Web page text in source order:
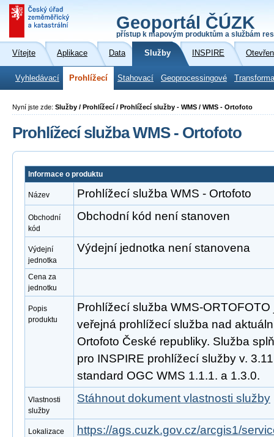
Geoportál ČÚZK
přístup k mapovým produktům a službám
Vítejte Aplikace Data Služby INSPIRE
Vyhledávací Prohlížecí Stahovací Geoprocessingové
Nyní jste zde: Služby / Prohlížecí / Prohlížecí služby - WMS / WMS - Ortofoto
Prohlížecí služba WMS - Ortofoto
Informace o produktu
Název Prohlížecí služba WMS - Ortofoto
Obchodní
kód
Obchodní kód není stanoven
Výdejní
jednotka
Výdejní jednotka není stanovena
Cena za
jednotku
Popis
produktu
Prohlížecí služba WMS-
veřejná prohlížecí služba nad
Ortofoto České republiky. Služba
pro INSPIRE prohlížecí služby v.
standard OGC WMS 1.1.1. a 1.3.0.
Vlastnosti
služby
Stáhnout dokument vlastnosti služby
Lokalizace
https://ags.cuzk.gov.cz/arcgis1/